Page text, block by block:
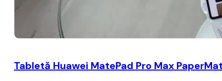
Tabletă Huawei MatePad Pro Max